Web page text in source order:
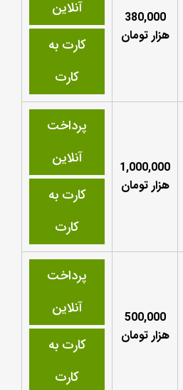
380,000
هزار تومان
آنلاین
کارت به
کارت
1,000,000
هزار تومان
پرداخت
آنلاین
کارت به
کارت
500,000
هزار تومان
پرداخت
آنلاین
کارت به
کارت